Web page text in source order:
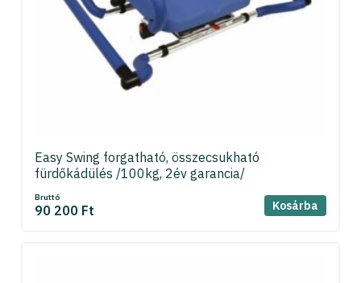
Easy Swing forgatható, összecsukható
fürdőkádülés /100kg, 2év garancia/
Bruttó
90 200 Ft Kosárba